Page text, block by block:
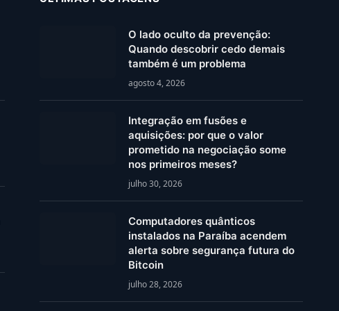
O lado oculto da prevenção:
Quando descobrir cedo demais
também é um problema
agosto 4, 2026
Integração em fusões e
aquisições: por que o valor
prometido na negociação some
nos primeiros meses?
julho 30, 2026
Computadores quânticos
instalados na Paraíba acendem
alerta sobre segurança futura do
Bitcoin
julho 28, 2026